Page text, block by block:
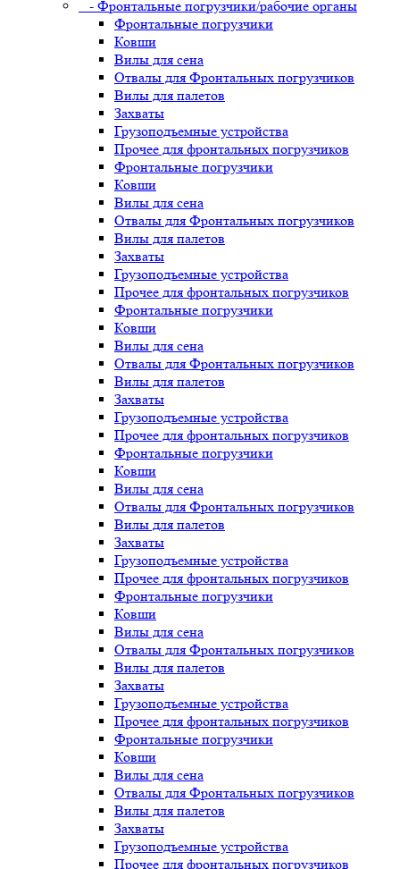
- Фронтальные погрузчики/рабочие органы
Фронтальные погрузчики
Ковши
Вилы для сена
Отвалы для Фронтальных погрузчиков
Вилы для палетов
Захваты
Грузоподъемные устройства
Прочее для фронтальных погрузчиков
Фронтальные погрузчики
Ковши
Вилы для сена
Отвалы для Фронтальных погрузчиков
Вилы для палетов
Захваты
Грузоподъемные устройства
Прочее для фронтальных погрузчиков
Фронтальные погрузчики
Ковши
Вилы для сена
Отвалы для Фронтальных погрузчиков
Вилы для палетов
Захваты
Грузоподъемные устройства
Прочее для фронтальных погрузчиков
Фронтальные погрузчики
Ковши
Вилы для сена
Отвалы для Фронтальных погрузчиков
Вилы для палетов
Захваты
Грузоподъемные устройства
Прочее для фронтальных погрузчиков
Фронтальные погрузчики
Ковши
Вилы для сена
Отвалы для Фронтальных погрузчиков
Вилы для палетов
Захваты
Грузоподъемные устройства
Прочее для фронтальных погрузчиков
Фронтальные погрузчики
Ковши
Вилы для сена
Отвалы для Фронтальных погрузчиков
Вилы для палетов
Захваты
Грузоподъемные устройства
Прочее для фронтальных погрузчиков